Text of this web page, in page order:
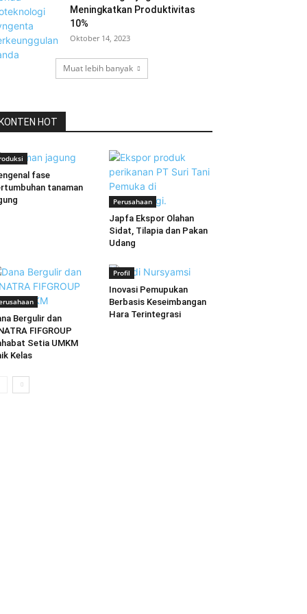
Meningkatkan Produktivitas
10%
Oktober 14, 2023
Muat lebih banyak
HOT
fase
tanaman
Perusahaan
Japfa Ekspor Olahan
Sidat, Tilapia dan Pakan
Udang
Bergulir dan
FIFGROUP
Setia UMKM
Kelas
Profil
Inovasi Pemupukan
Berbasis Keseimbangan
Hara Terintegrasi